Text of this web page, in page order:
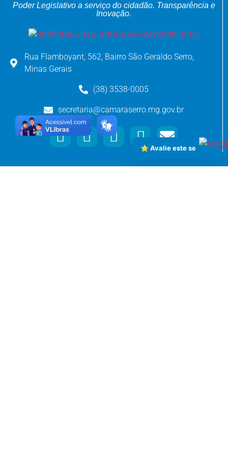
Poder Legislativo a serviço do cidadão. Transparência e
Inovação.
Rua Flamboyant, 562, Bairro São Geraldo Serro,
Minas Gerais
(38) 3538-0005
secretaria@camaraserro.mg.gov.br
⭐ Avalie este serviço